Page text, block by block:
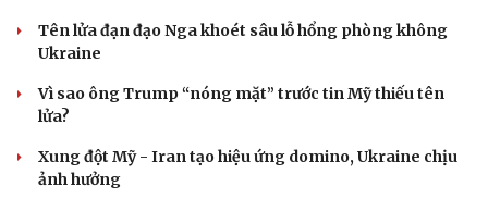
Tên lửa đạn đạo Nga khoét sâu lỗ hổng phòng không
Ukraine
Vì sao ông Trump “nóng mặt” trước tin Mỹ thiếu tên
lửa?
Xung đột Mỹ - Iran tạo hiệu ứng domino, Ukraine chịu
ảnh hưởng